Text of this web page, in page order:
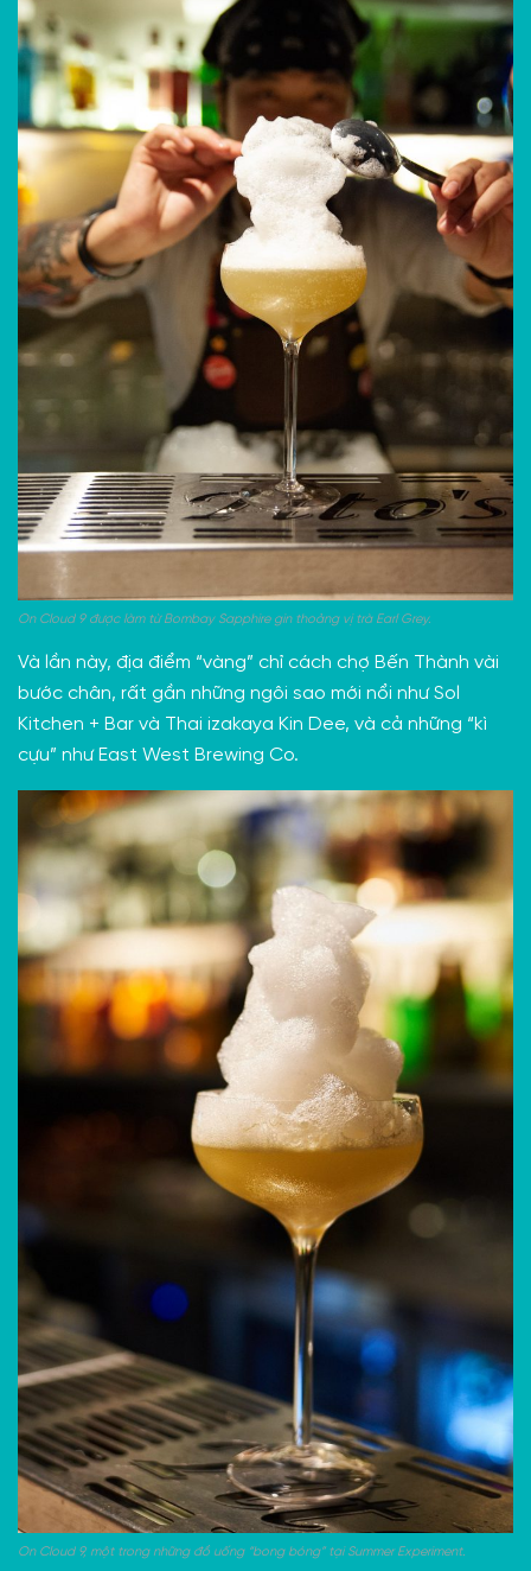
On Cloud 9 được làm từ Bombay Sapphire gin thoảng vị trà Earl Grey.
Và lần này, địa điểm “vàng” chỉ cách chợ Bến Thành vài
bước chân, rất gần những ngôi sao mới nổi nhưSol
Kitchen + Bar và Thai izakaya Kin Dee, và cả những “kì
cựu” nhưEast West Brewing Co.
On Cloud 9, một trong những đồ uống “bong bóng” tại Summer Experiment.